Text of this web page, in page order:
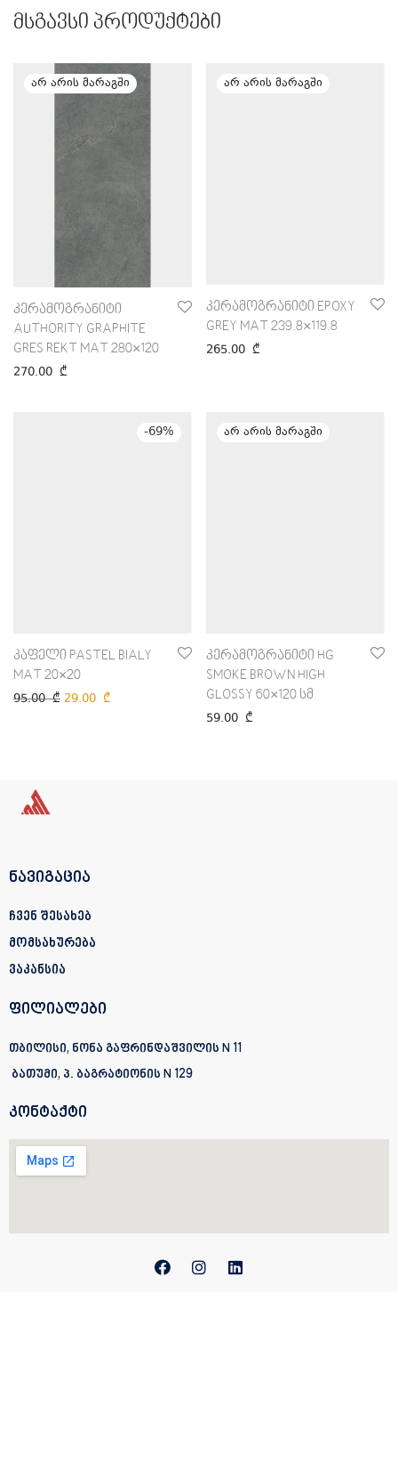
მსგავსი პროდუქტები
კერამოგრანიტი
AUTHORITY GRAPHITE
GRES REKT MAT 280×120
270.00 ₾
კერამოგრანიტი EPOXY
GREY MAT 239.8×119.8
265.00 ₾
-69%
კაფელი PASTEL BIALY
MAT 20×20
95.00₾ 29.00 ₾
კერამოგრანიტი HG
SMOKE BROWN HIGH
GLOSSY 60×120 სმ
59.00 ₾
ნავიგაცია
ჩვენ შესახებ
მომსახურება
ვაკანსია
ფილიალები
თბილისი, ნონა გაფრინდაშვილის N 11
ბათუმი, პ. ბაგრატიონის N 129
კონტაქტი